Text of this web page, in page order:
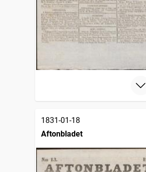
1831-01-18
Aftonbladet